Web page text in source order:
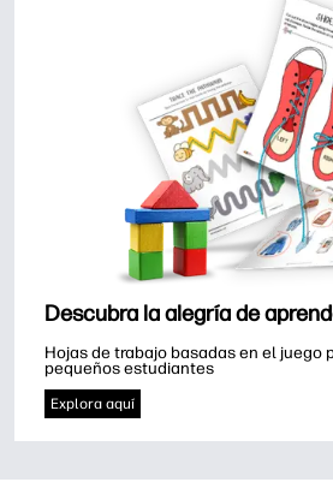
Descubra la alegría de
Hojas de trabajo basadas en el juego
pequeños estudiantes
Explora aquí